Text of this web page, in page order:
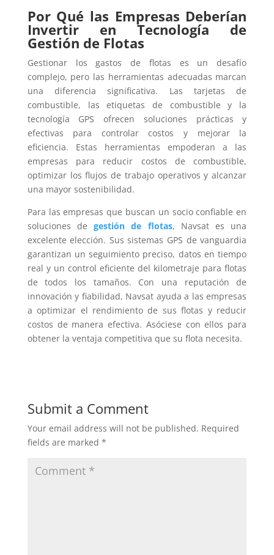
Por Qué las Empresas Deberían
Invertir en Tecnología de
Gestión de Flotas
Gestionar los gastos de flotas es un desafío
complejo, pero las herramientas adecuadas marcan
una diferencia significativa. Las tarjetas de
combustible, las etiquetas de combustible y la
tecnología GPS ofrecen soluciones prácticas y
efectivas para controlar costos y mejorar la
eficiencia. Estas herramientas empoderan a las
empresas para reducir costos de combustible,
optimizar los flujos de trabajo operativos y alcanzar
una mayor sostenibilidad.
Para las empresas que buscan un socio confiable en
soluciones degestión de flotas, Navsat es una
excelente elección. Sus sistemas GPS de vanguardia
garantizan un seguimiento preciso, datos en tiempo
real y un control eficiente del kilometraje para flotas
de todos los tamaños. Con una reputación de
innovación y fiabilidad, Navsat ayuda a las empresas
a optimizar el rendimiento de sus flotas y reducir
costos de manera efectiva. Asóciese con ellos para
obtener la ventaja competitiva que su flota necesita.
Submit a Comment
Your email address will not be published. Required
fields are marked *